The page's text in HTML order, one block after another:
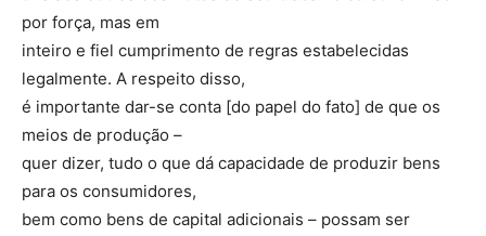
por força, mas em
inteiro e fiel cumprimento de regras estabelecidas
legalmente. A respeito disso,
é importante dar-se conta [do papel do fato] de que os
meios de produção –
quer dizer, tudo o que dá capacidade de produzir bens
para os consumidores,
bem como bens de capital adicionais – possam ser